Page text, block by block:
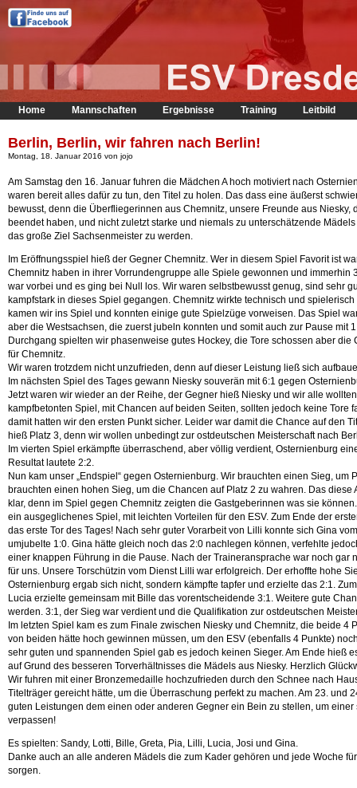
Home Mannschaften Ergebnisse Training Leitbild
Berlin, Berlin, wir fahren nach Berlin!
Montag, 18. Januar 2016 von jojo
Am Samstag den 16. Januar fuhren die Mädchen A hoch motiviert nach
waren bereit alles dafür zu tun, den Titel zu holen. Das dass eine äußerst
bewusst, denn die Überfliegerinnen aus Chemnitz, unsere Freunde aus Niesky,
beendet haben, und nicht zuletzt starke und niemals zu unterschätzende
das große Ziel Sachsenmeister zu werden.
Im Eröffnungsspiel hieß der Gegner Chemnitz. Wer in diesem Spiel Favorit ist
Chemnitz haben in ihrer Vorrundengruppe alle Spiele gewonnen und immerhin
war vorbei und es ging bei Null los. Wir waren selbstbewusst genug, sind sehr
kampfstark in dieses Spiel gegangen. Chemnitz wirkte technisch und
kamen wir ins Spiel und konnten einige gute Spielzüge vorweisen. Das Spiel
aber die Westsachsen, die zuerst jubeln konnten und somit auch zur Pause mit
Durchgang spielten wir phasenweise gutes Hockey, die Tore schossen aber die
für Chemnitz.
Wir waren trotzdem nicht unzufrieden, denn auf dieser Leistung ließ sich
Im nächsten Spiel des Tages gewann Niesky souverän mit 6:1 gegen
Jetzt waren wir wieder an der Reihe, der Gegner hieß Niesky und wir alle
kampfbetonten Spiel, mit Chancen auf beiden Seiten, sollten jedoch keine Tore
damit hatten wir den ersten Punkt sicher. Leider war damit die Chance auf den
hieß Platz 3, denn wir wollen unbedingt zur ostdeutschen Meisterschaft nach
Im vierten Spiel erkämpfte überraschend, aber völlig verdient, Osternienburg
Resultat lautete 2:2.
Nun kam unser „Endspiel“ gegen Osternienburg. Wir brauchten einen Sieg, um
brauchten einen hohen Sieg, um die Chancen auf Platz 2 zu wahren. Das diese
klar, denn im Spiel gegen Chemnitz zeigten die Gastgeberinnen was sie
ein ausgeglichenes Spiel, mit leichten Vorteilen für den ESV. Zum Ende der
das erste Tor des Tages! Nach sehr guter Vorarbeit von Lilli konnte sich Gina
umjubelte 1:0. Gina hätte gleich noch das 2:0 nachlegen können, verfehlte
einer knappen Führung in die Pause. Nach der Traineransprache war noch gar
für uns. Unsere Torschützin vom Dienst Lilli war erfolgreich. Der erhoffte hohe
Osternienburg ergab sich nicht, sondern kämpfte tapfer und erzielte das 2:1.
Lucia erzielte gemeinsam mit Bille das vorentscheidende 3:1. Weitere gute
werden. 3:1, der Sieg war verdient und die Qualifikation zur ostdeutschen
Im letzten Spiel kam es zum Finale zwischen Niesky und Chemnitz, die beide 4
von beiden hätte hoch gewinnen müssen, um den ESV (ebenfalls 4 Punkte)
sehr guten und spannenden Spiel gab es jedoch keinen Sieger. Am Ende hieß
auf Grund des besseren Torverhältnisses die Mädels aus Niesky. Herzlich
Wir fuhren mit einer Bronzemedaille hochzufrieden durch den Schnee nach
Titelträger gereicht hätte, um die Überraschung perfekt zu machen. Am 23. und
guten Leistungen dem einen oder anderen Gegner ein Bein zu stellen, um
verpassen!
Es spielten: Sandy, Lotti, Bille, Greta, Pia, Lilli, Lucia, Josi und Gina.
Danke auch an alle anderen Mädels die zum Kader gehören und jede Woche
sorgen.